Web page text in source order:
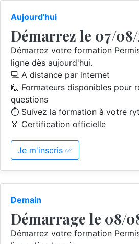
Aujourd'hui
Démarrez le 07/
Démarrez votre formation
ligne dès aujourd'hui.
💻 A distance par internet
🙋 Formateurs disponibles pour
questions
⏱️ Suivez la formation à votre
🏅 Certification officielle
Je m'inscris ✅
Demain
Démarrage le 08/
Démarrez votre formation